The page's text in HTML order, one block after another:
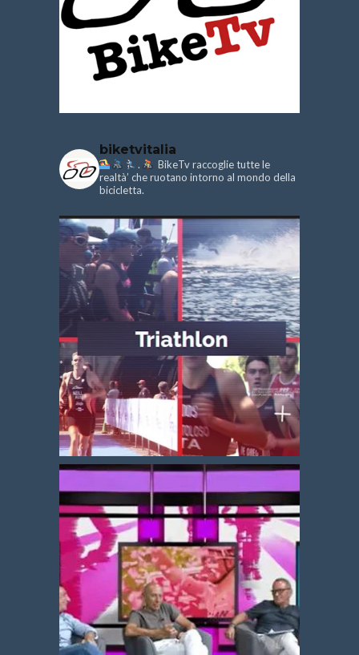
biketvitalia
.
BikeTv raccoglie tutte le
realtà’ che ruotano intorno al mondo della
bicicletta.